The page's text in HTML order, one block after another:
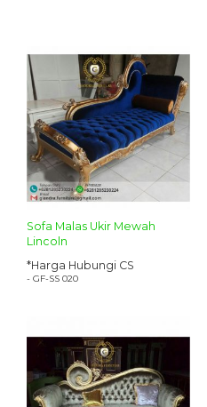
Sofa Malas Ukir Mewah
Lincoln
*Harga Hubungi CS
- GF-SS 020